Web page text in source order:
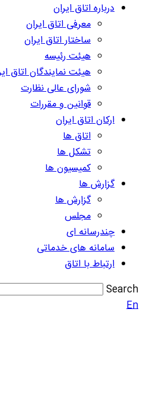
درباره اتاق ایران
معرفی اتاق ایران
ساختار اتاق ایران
هیئت رئیسه
هیئت نمایندگان اتاق
شورای عالی نظارت
قوانین و مقررات
ارکان اتاق ایران
اتاق ها
تشکل ها
کمیسیون ها
گزارش ها
گزارش ها
مجلس
چندرسانه ای
سامانه های خدماتی
ارتباط با اتاق
Search
En